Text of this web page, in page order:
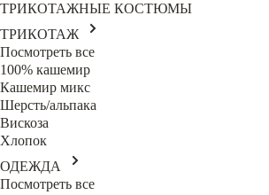
ТРИКОТАЖНЫЕ КОСТЮМЫ
ТРИКОТАЖ
Посмотреть все
100% кашемир
Кашемир микс
Шерсть/альпака
Вискоза
Хлопок
ОДЕЖДА
Посмотреть все